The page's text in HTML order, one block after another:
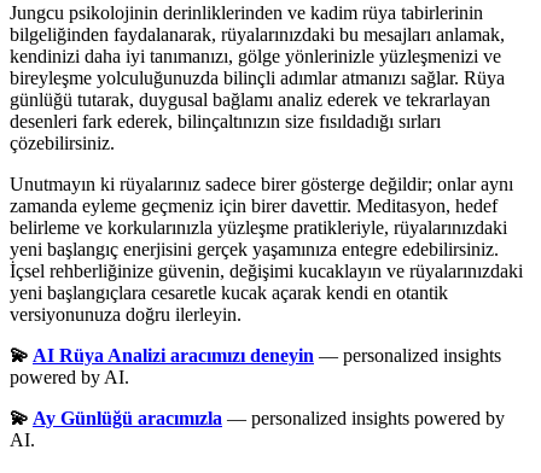
Jungcu psikolojinin derinliklerinden ve kadim rüya tabirlerinin
bilgeliğinden faydalanarak, rüyalarınızdaki bu mesajları anlamak,
kendinizi daha iyi tanımanızı, gölge yönlerinizle yüzleşmenizi ve
bireyleşme yolculuğunuzda bilinçli adımlar atmanızı sağlar. Rüya
günlüğü tutarak, duygusal bağlamı analiz ederek ve tekrarlayan
desenleri fark ederek, bilinçaltınızın size fısıldadığı sırları
çözebilirsiniz.
Unutmayın ki rüyalarınız sadece birer gösterge değildir; onlar aynı
zamanda eyleme geçmeniz için birer davettir. Meditasyon, hedef
belirleme ve korkularınızla yüzleşme pratikleriyle, rüyalarınızdaki
yeni başlangıç enerjisini gerçek yaşamınıza entegre edebilirsiniz.
İçsel rehberliğinize güvenin, değişimi kucaklayın ve rüyalarınızdaki
yeni başlangıçlara cesaretle kucak açarak kendi en otantik
versiyonunuza doğru ilerleyin.
💫 AI Rüya Analizi aracımızı deneyin — personalized insights
powered by AI.
💫 Ay Günlüğü aracımızla — personalized insights powered by
AI.